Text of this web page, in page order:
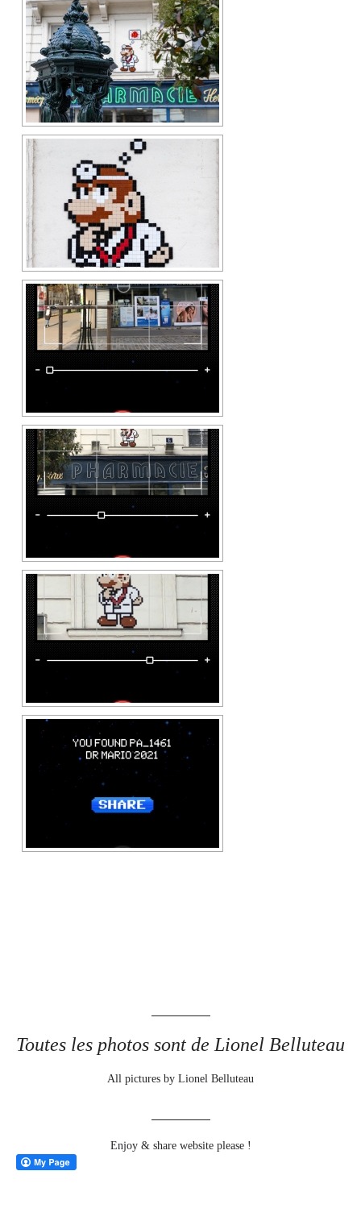
Toutes les photos sont de Lionel Belluteau
All pictures by Lionel Belluteau
Enjoy & share website please !